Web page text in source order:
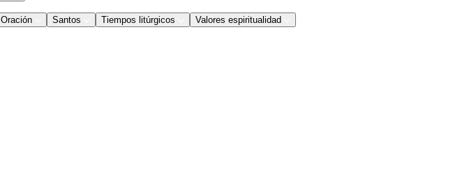
Oración Santos Tiempos litúrgicos Valores espiritualidad